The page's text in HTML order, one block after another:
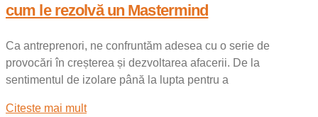
cum le rezolvă un Mastermind
Ca antreprenori, ne confruntăm adesea cu o serie de
provocări în creșterea și dezvoltarea afacerii. De la
sentimentul de izolare până la lupta pentru a
Citeste mai mult